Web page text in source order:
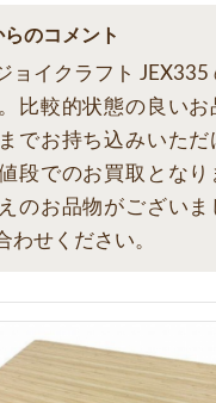
のコメント
ョイクラフト JEX335
比較的状態の良いお
でお持ち込みいただ
段でのお買取となり
のお品物がございま
わせください。